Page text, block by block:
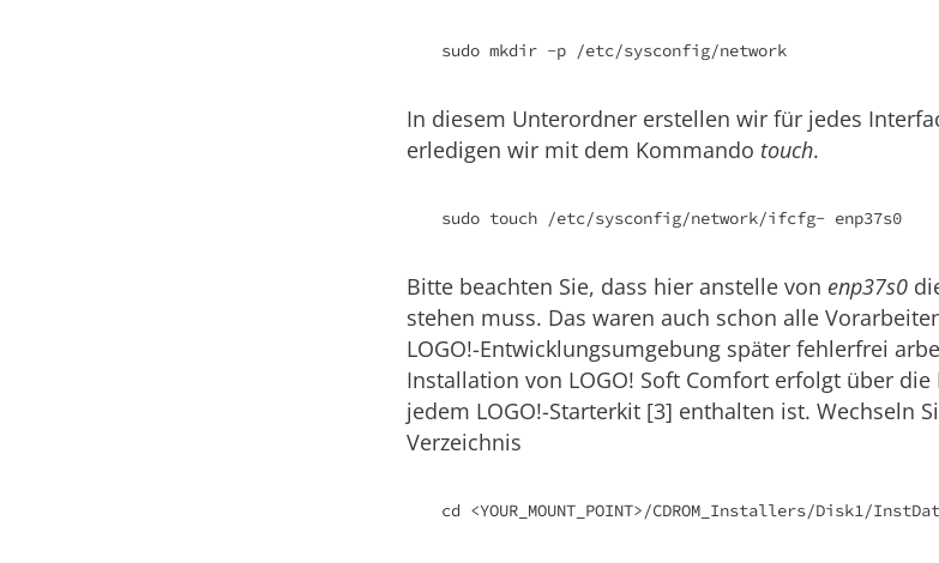
sudo mkdir -p /etc/sysconfig/network
In diesem Unterordner erstellen wir für jedes
erledigen wir mit dem Kommando touch.
sudo touch /etc/sysconfig/network/ifcfg- enp37s0
Bitte beachten Sie, dass hier anstelle von enp37s0
stehen muss. Das waren auch schon alle
LOGO!-Entwicklungsumgebung später fehlerfrei
Installation von LOGO! Soft Comfort erfolgt über
jedem LOGO!-Starterkit [3] enthalten ist. Wechseln
Verzeichnis
cd <YOUR_MOUNT_POINT>/CDROM_Installers/Disk1/